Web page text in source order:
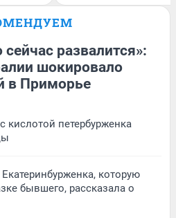
развалится»:
шокировало
в Приморье
кислотой петербурженка
которую
бывшего, рассказала о